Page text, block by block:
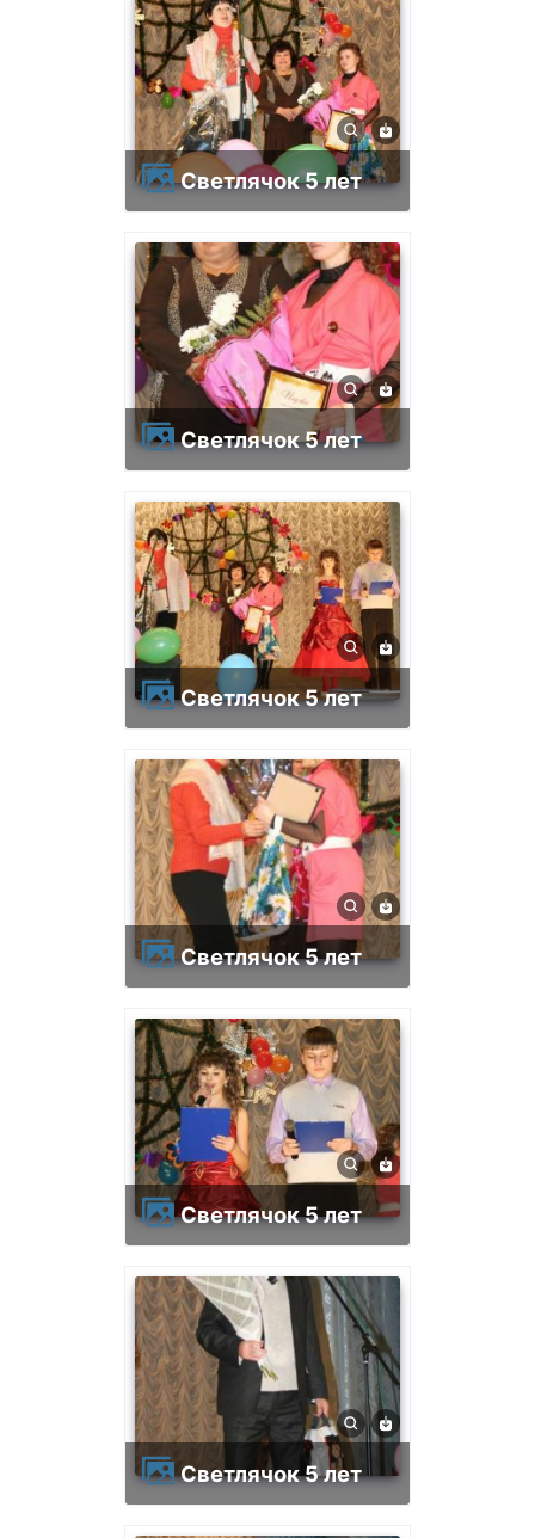
Светлячок 5 лет
Светлячок 5 лет
Светлячок 5 лет
Светлячок 5 лет
Светлячок 5 лет
Светлячок 5 лет